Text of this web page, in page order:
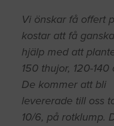
Vi önskar få offert
kostar att få
hjälp med att
150 thujor, 120-140
De kommer att bli
levererade till oss
10/6, på rotklump.